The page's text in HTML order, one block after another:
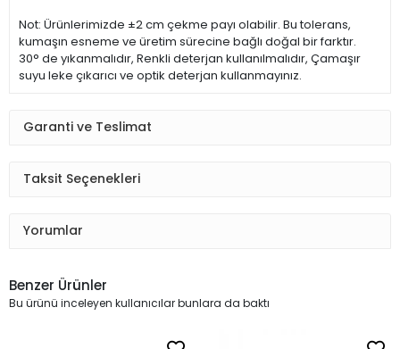
Not: Ürünlerimizde ±2 cm çekme payı olabilir. Bu tolerans,
kumaşın esneme ve üretim sürecine bağlı doğal bir farktır.
30° de yıkanmalıdır, Renkli deterjan kullanılmalıdır, Çamaşır
suyu leke çıkarıcı ve optik deterjan kullanmayınız.
Garanti ve Teslimat
Taksit Seçenekleri
Yorumlar
Benzer Ürünler
Bu ürünü inceleyen kullanıcılar bunlara da baktı